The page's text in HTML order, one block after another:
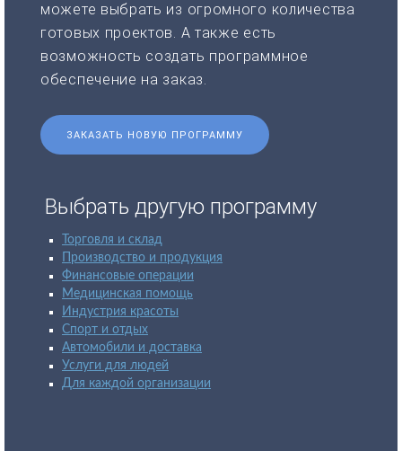
можете выбрать из огромного количества
готовых проектов. А также есть
возможность создать программное
обеспечение на заказ.
ЗАКАЗАТЬ НОВУЮ ПРОГРАММУ
Выбрать другую программу
Торговля и склад
Производство и продукция
Финансовые операции
Медицинская помощь
Индустрия красоты
Спорт и отдых
Автомобили и доставка
Услуги для людей
Для каждой организации